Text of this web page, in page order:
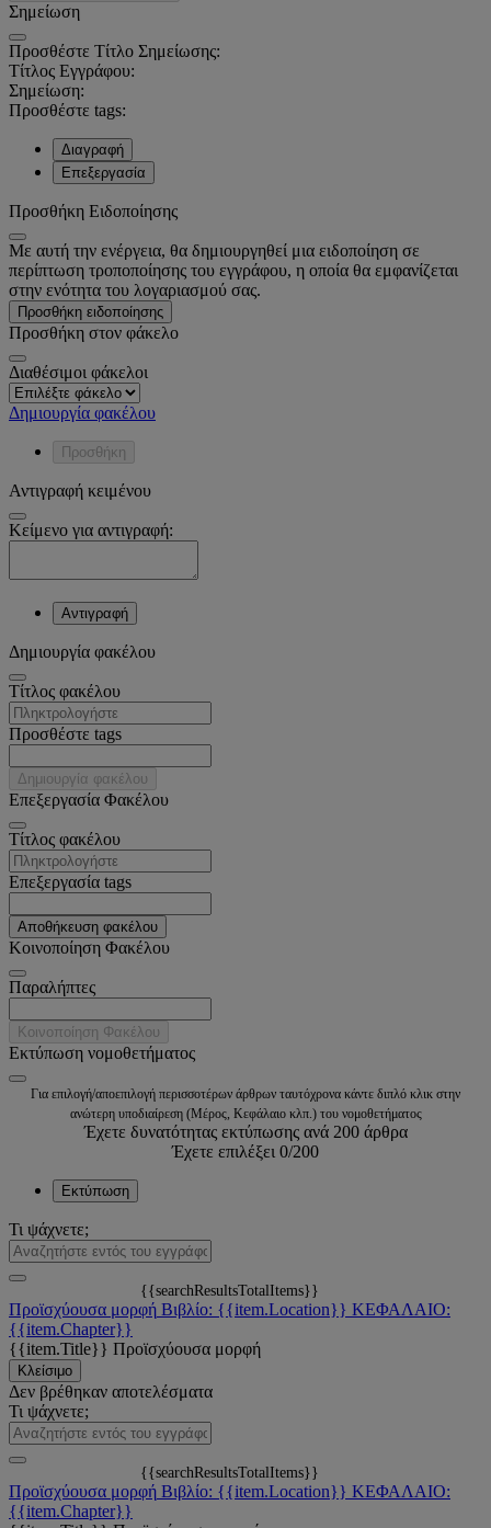
Σημείωση
Προσθέστε Τίτλο Σημείωσης:
Τίτλος Εγγράφου:
Σημείωση:
Προσθέστε tags:
Διαγραφή
Επεξεργασία
Προσθήκη Ειδοποίησης
Με αυτή την ενέργεια, θα δημιουργηθεί μια ειδοποίηση σε
περίπτωση τροποποίησης του εγγράφου, η οποία θα εμφανίζεται
στην ενότητα του λογαριασμού σας.
Προσθήκη ειδοποίησης
Προσθήκη στον φάκελο
Διαθέσιμοι φάκελοι
Δημιουργία φακέλου
Προσθήκη
Αντιγραφή κειμένου
Κείμενο για αντιγραφή:
Αντιγραφή
Δημιουργία φακέλου
Tίτλος φακέλου
Προσθέστε tags
Δημιουργία φακέλου
Επεξεργασία Φακέλου
Tίτλος φακέλου
Επεξεργασία tags
Αποθήκευση φακέλου
Κοινοποίηση Φακέλου
Παραλήπτες
Κοινοποίηση Φακέλου
Εκτύπωση νομοθετήματος
Για επιλογή/αποεπιλογή περισσοτέρων άρθρων ταυτόχρονα κάντε διπλό κλικ στην
ανώτερη υποδιαίρεση (Μέρος, Κεφάλαιο κλπ.) του νομοθετήματος
Έχετε δυνατότητας εκτύπωσης ανά 200 άρθρα
Έχετε επιλέξει 0/200
Εκτύπωση
Τι ψάχνετε;
{{searchResultsTotalItems}}
Προϊσχύουσα μορφή Βιβλίο: {{item.Location}} ΚΕΦΑΛΑΙΟ:
{{item.Chapter}}
{{item.Title}} Προϊσχύουσα μορφή
Κλείσιμο
Δεν βρέθηκαν αποτελέσματα
Τι ψάχνετε;
{{searchResultsTotalItems}}
Προϊσχύουσα μορφή Βιβλίο: {{item.Location}} ΚΕΦΑΛΑΙΟ:
{{item.Chapter}}